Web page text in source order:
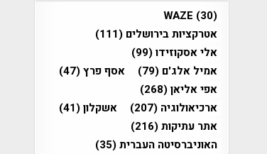
WAZE (30)
אטרקציות בירושלים (111)
אלי אסקוזידו(99)
אמיל אלג'ם (79) אסף פרץ(47)
אפי אליאן(268)
ארכיאולוגיה (207) אשקלון(41)
אתר עתיקות(216)
האוניברסיטה העברית(35)